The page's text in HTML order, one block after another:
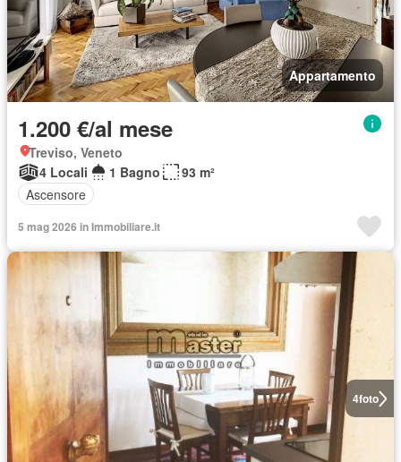
Appartamento
1.200 €/al mese
Treviso, Veneto
4 Locali
1 Bagno
93 m²
Ascensore
5 mag 2026 in Immobiliare.it
4foto